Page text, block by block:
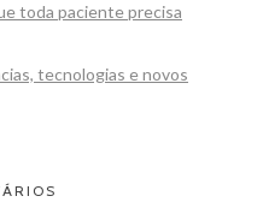
toda paciente precisa
tecnologias e novos